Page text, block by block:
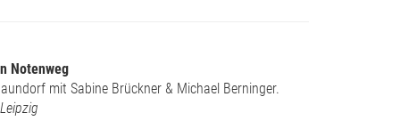
Notenweg
mit Sabine Brückner & Michael Berninger.